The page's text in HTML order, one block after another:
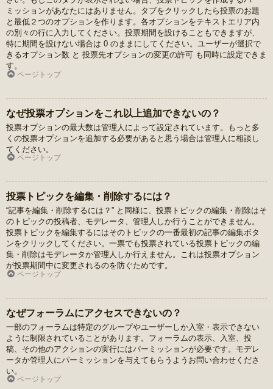
ミッションがあなたにはありません。タブをクリックしたら投票のお題
と最低２つのオプションを作ります。各オプションをテキストエリア内
の別々の行に入力してください。投票期間を設けることもできますが、
特に期間を設けない場合は 0 のままにしてください。ユーザーが選択で
きるオプション数 と 投票先オプションの変更の許可 も同時に設定できま
す。
ページトップ
なぜ投票オプションをこれ以上追加できないの？
投票オプションの最大数は管理人によって設定されています。もっと多
くの投票オプションを追加する必要があると思う場合は管理人に相談し
てください。
ページトップ
投票トピックを編集・削除するには？
“記事を編集・削除するには？” と同様に、投票トピックの編集・削除はそ
のトピックの投稿者、モデレータ、管理人しか行うことができません。
投票トピックを編集するにはそのトピックの一番最初の記事の編集ボタ
ンをクリックしてください。一票でも投票されている投票トピックの編
集・削除はモデレータか管理人しか行えません。これは投票オプション
が投票期間中に変更されるのを防ぐためです。
ページトップ
なぜフォーラムにアクセスできないの？
一部のフォーラムは特定のグループやユーザーしか入室・表示できない
ように制限されていることがあります。フォーラムの表示、入室、投
稿、その他のアクションの実行にはパーミッションが必要です。モデレ
ータか管理人にパーミッションを与えてもらうようお問い合わせくださ
い。
ページトップ